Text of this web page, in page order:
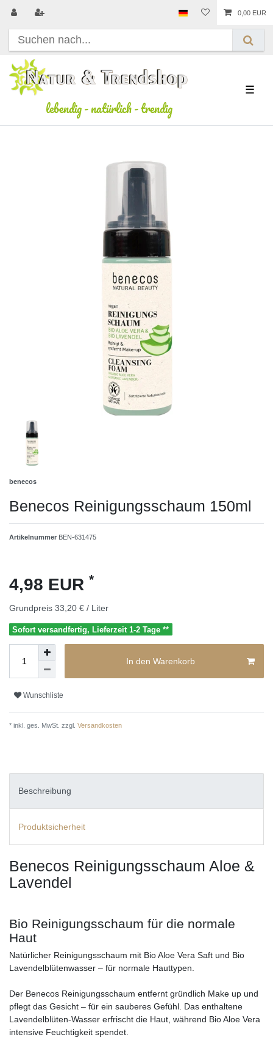
0,00 EUR
lebendig-natürlich-trendig
☰
benecos
Benecos Reinigungsschaum 150ml
Artikelnummer BEN-631475
4,98 EUR *
Grundpreis 33,20 € / Liter
Sofort versandfertig, Lieferzeit 1-2 Tage **
In den Warenkorb
Wunschliste
* inkl. ges. MwSt. zzgl. Versandkosten
Beschreibung
Produktsicherheit
Benecos Reinigungsschaum Aloe &
Lavendel
Bio Reinigungsschaum für die normale
Haut
Natürlicher Reinigungsschaum mit Bio Aloe Vera Saft und Bio
Lavendelblütenwasser – für normale Hauttypen.
Der Benecos Reinigungsschaum entfernt gründlich Make up und
pflegt das Gesicht – für ein sauberes Gefühl. Das enthaltene
Lavendelblüten-Wasser erfrischt die Haut, während Bio Aloe Vera
intensive Feuchtigkeit spendet.